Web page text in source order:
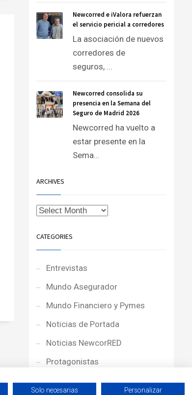
Newcorred e iValora refuerzan
el servicio pericial a corredores
La asociación de nuevos
corredores de
seguros, ...
Newcorred consolida su
presencia en la Semana del
Seguro de Madrid 2026
Newcorred ha vuelto a
estar presente en la
Sema...
ARCHIVES
CATEGORIES
Entrevistas
Mundo Asegurador
Mundo Financiero y Pymes
Noticias de Portada
Noticias NewcorRED
Protagonistas
Reportajes
Solo necesarias Personalizar